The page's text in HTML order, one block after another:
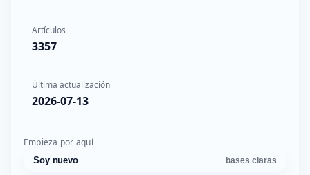
Artículos
3357
Última actualización
2026-07-13
Empieza por aquí
Soy nuevo bases claras